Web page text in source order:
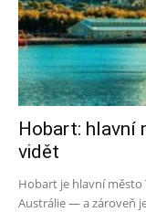
Hobart: hlavní
vidět
Hobart je hlavní
Austrálie — a zároveň